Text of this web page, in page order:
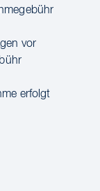
vor
erfolgt